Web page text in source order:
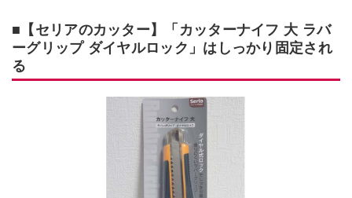
■【セリアのカッター】「カッターナイフ 大 ラバ
ーグリップ ダイヤルロック」はしっかり固定され
る